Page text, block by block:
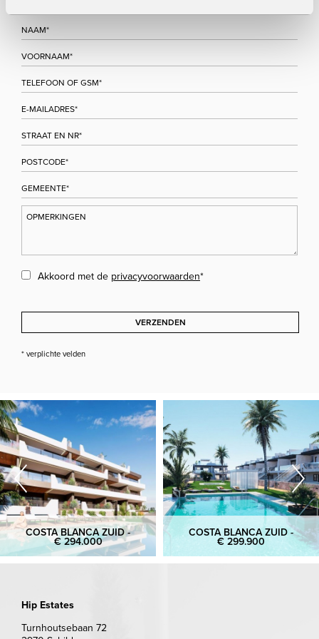
Akkoord met de privacyvoorwaarden*
VERZENDEN
* verplichte velden
COSTA BLANCA ZUID -
€ 294.000
COSTA BLANCA ZUID -
€ 299.900
Hip Estates
Turnhoutsebaan 72